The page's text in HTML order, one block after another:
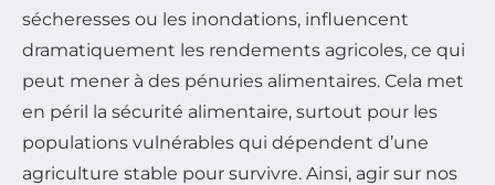
sécheresses ou les inondations, influencent
dramatiquement les rendements agricoles, ce qui
peut mener à des pénuries alimentaires. Cela met
en péril la sécurité alimentaire, surtout pour les
populations vulnérables qui dépendent d’une
agriculture stable pour survivre. Ainsi, agir sur nos